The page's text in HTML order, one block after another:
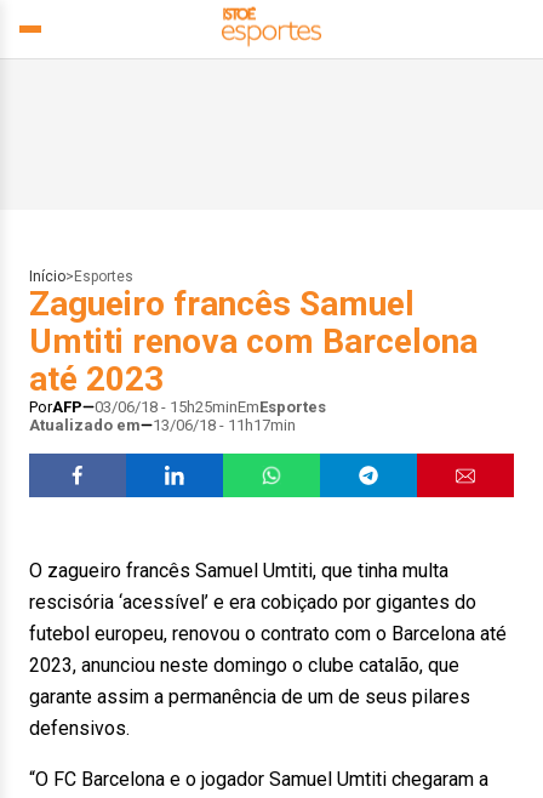
Início> Esportes
Zagueiro francês Samuel
Umtiti renova com Barcelona
até 2023
PorAFP 03/06/18 - 15h25minEmEsportes
Atualizado em
13/06/18 - 11h17min
O zagueiro francês Samuel Umtiti, que tinha multa
rescisória ‘acessível’ e era cobiçado por gigantes do
futebol europeu, renovou o contrato com o Barcelona até
2023, anunciou neste domingo o clube catalão, que
garante assim a permanência de um de seus pilares
defensivos.
“O FC Barcelona e o jogador Samuel Umtiti chegaram a